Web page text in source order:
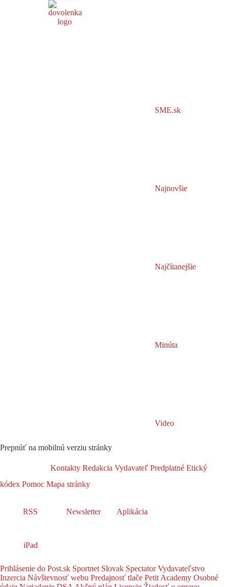
SME.sk
Najnovšie
Najčítanejšie
Minúta
Video
Prepnúť na mobilnú verziu stránky
Kontakty Redakcia Vydavateľ Predplatné Etický
kódex Pomoc Mapa stránky
RSS Newsletter Aplikácia
iPad
Prihlásenie do Post.sk Sportnet Slovak SpectatorVydavateľstvo
Inzercia Návštevnosť webu Predajnosť tlače Petit Academy Osobné